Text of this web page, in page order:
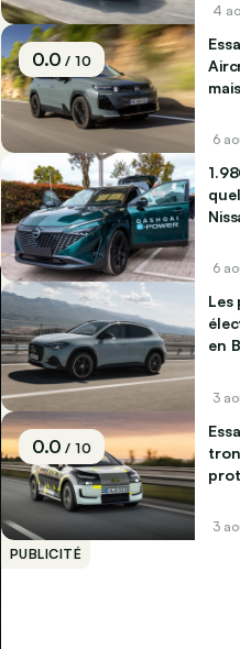
4
0.0/ 10
6
6
Les
en
3
0.0/ 10
3
PUBLICITÉ